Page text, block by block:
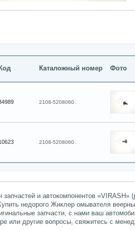
Код Каталожный номер Фото
2108-5208060
2108-5208060
запчастей и автокомпонентов
недорого Жиклер омывателя
запчасти, с нами ваш
или другие вопросы, свяжитесь с